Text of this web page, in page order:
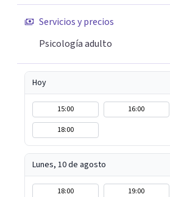
gusto acompañarte en este proceso.
Servicios y precios
Psicología adulto
Hoy
15:00 16:00
18:00
Lunes, 10 de agosto
18:00 19:00